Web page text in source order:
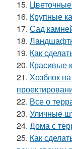
15.
16. Крупные
17. Сад
18.
19. Как
20. Красивые
21. Хозблок
22. Все о
23. Уличные
24. Дома с
25. Как